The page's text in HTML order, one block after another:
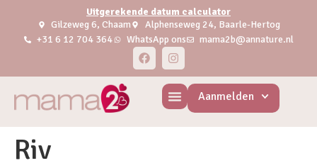
Uitgerekende datum calculator
Gilzeweg 6, Chaam
Alphenseweg 24, Baarle-Hertog
+31 6 12 704 364
WhatsApp ons mama2b@annature.nl
Aanmelden
Riv